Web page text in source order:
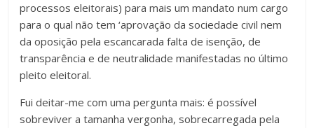
processos eleitorais) para mais um mandato num cargo
para o qual não tem ‘aprovação da sociedade civil nem
da oposição pela escancarada falta de isenção, de
transparência e de neutralidade manifestadas no último
pleito eleitoral.
Fui deitar-me com uma pergunta mais: é possível
sobreviver a tamanha vergonha, sobrecarregada pela